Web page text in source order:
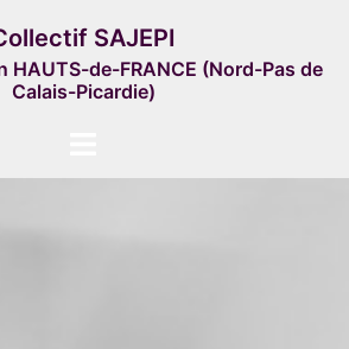
SAJEPI
HAUTS-de-FRANCE (Nord-Pas de
Calais-Picardie)